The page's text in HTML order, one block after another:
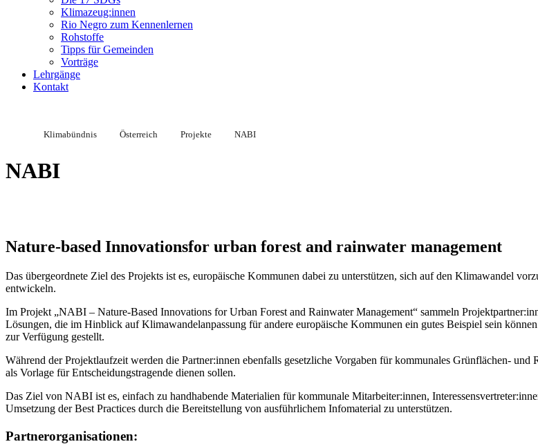
Klimazeug:innen
Rio Negro zum Kennenlernen
Rohstoffe
Tipps für Gemeinden
Vorträge
Lehrgänge
Kontakt
Klimabündnis Österreich Projekte NABI
NABI
Nature-based Innovationsfor urban forest and rainwater management
Das übergeordnete Ziel des Projekts ist es, europäische Kommunen dabei zu unterstützen, sich auf den Klimawandel
entwickeln.
Im Projekt „NABI – Nature-Based Innovations for Urban Forest and Rainwater Management“ sammeln
Lösungen, die im Hinblick auf Klimawandelanpassung für andere europäische Kommunen ein gutes Beispiel sein
zur Verfügung gestellt.
Während der Projektlaufzeit werden die Partner:innen ebenfalls gesetzliche Vorgaben für kommunales Grünflächen- und
als Vorlage für Entscheidungstragende dienen sollen.
Das Ziel von NABI ist es, einfach zu handhabende Materialien für kommunale Mitarbeiter:innen,
Umsetzung der Best Practices durch die Bereitstellung von ausführlichem Infomaterial zu unterstützen.
Partnerorganisationen: